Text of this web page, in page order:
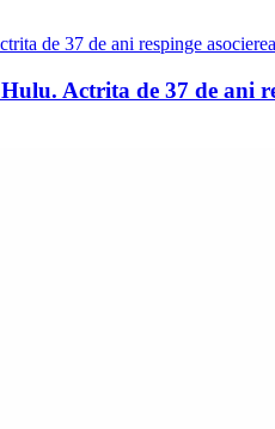
Actrita de 37 de ani